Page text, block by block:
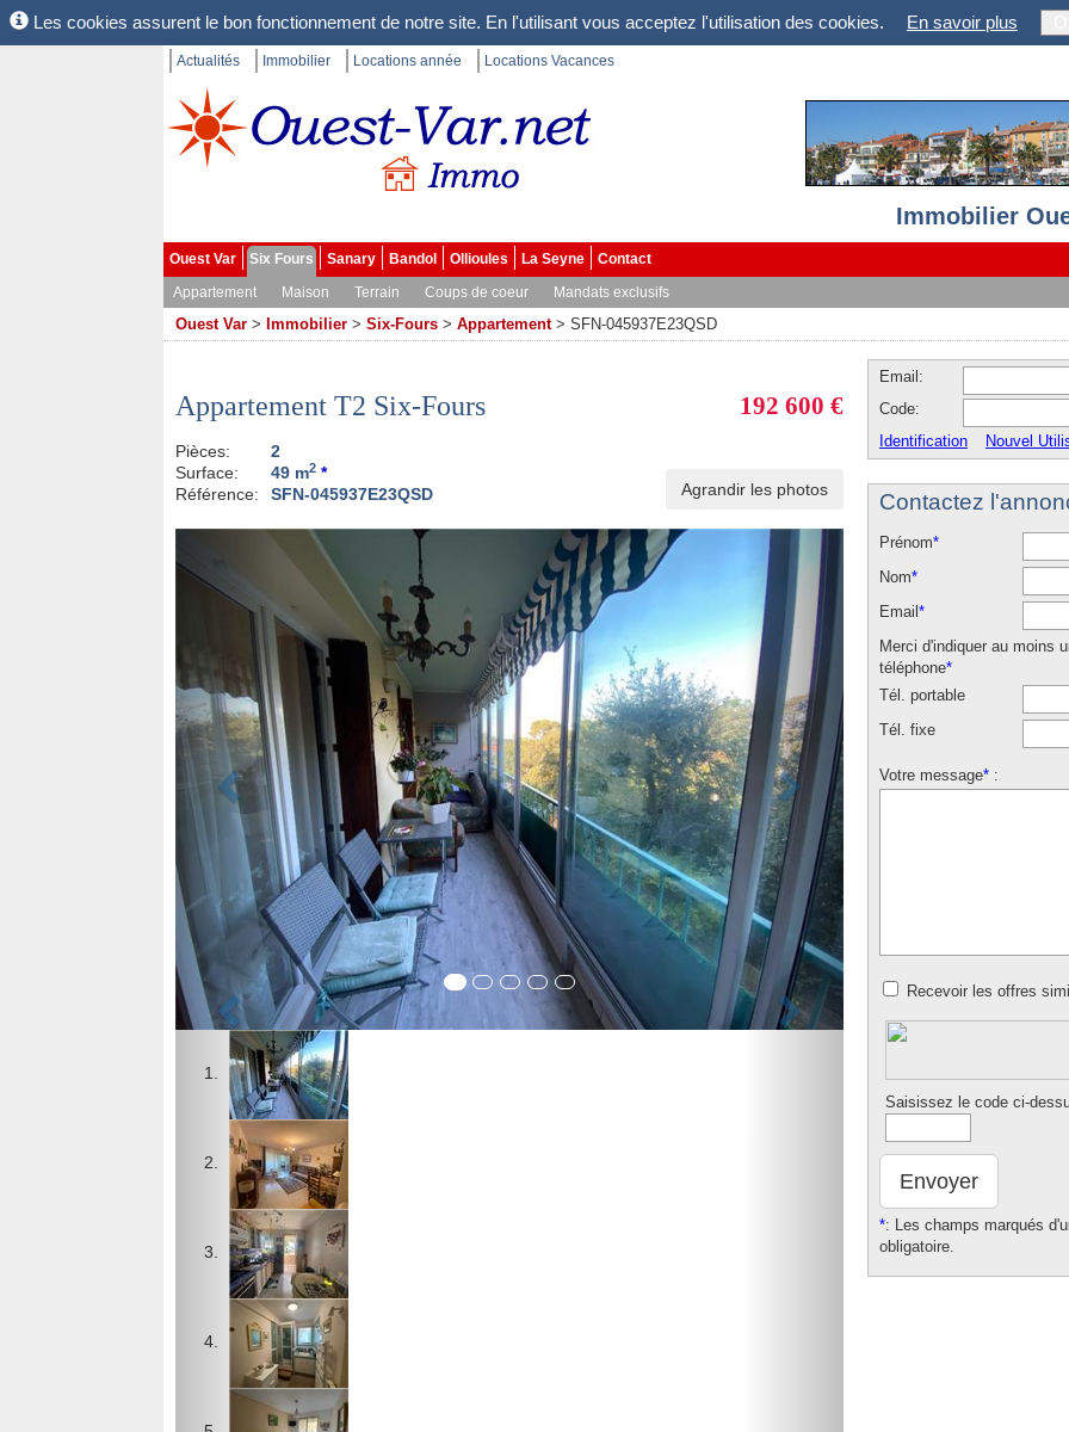
Les cookies assurent le bon fonctionnement de notre site. En l'utilisant vous acceptez l'utilisation des cookies. En savoir plus
Actualités Immobilier Locations année Locations Vacances
Immobilier
Ouest Var Six Fours Sanary Bandol Ollioules La Seyne
Contact
Appartement
Maison Terrain Coups de coeur Mandats exclusifs
Ouest Var > Immobilier > Six-Fours > Appartement > SFN-045937E23QSD
192 600 €
Appartement T2 Six-Fours
Pièces:
2
Surface:
49 m2 *
Référence:
SFN-045937E23QSD Agrandir les photos
Email:
Code:
Identification
Nouvel
Contactez
Prénom*
Nom*
Email *
Merci d'indiquer au moins
téléphone*
Tél. portable
Tél. fixe
Votre message* :
Recevoir les offres
Saisissez le code ci-
Envoyer
*: Les champs marqués
obligatoire.